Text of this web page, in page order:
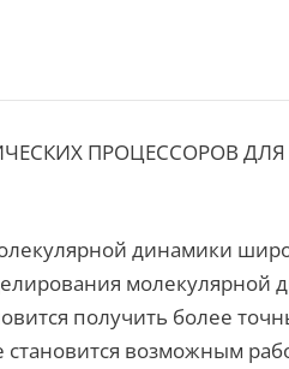
ПРОЦЕССОРОВ
динамики
молекулярной
получить более
становится возможным